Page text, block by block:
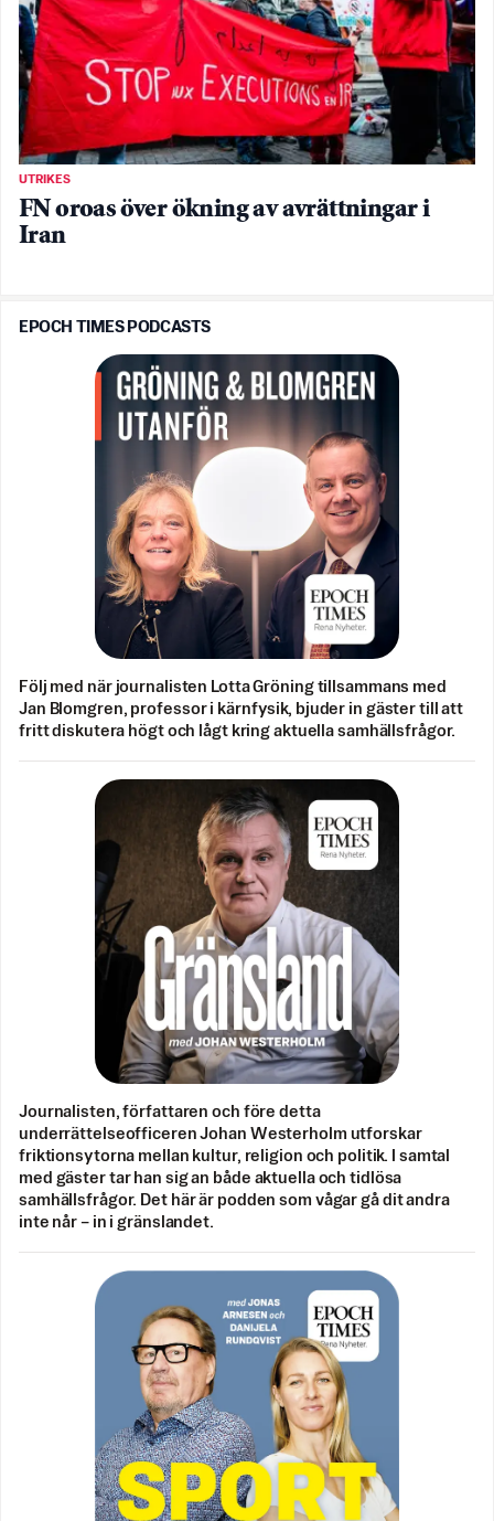
UTRIKES
FN oroas över ökning av avrättningar i
Iran
EPOCH TIMES PODCASTS
Följ med när journalisten Lotta Gröning tillsammans med
Jan Blomgren, professor i kärnfysik, bjuder in gäster till att
fritt diskutera högt och lågt kring aktuella samhällsfrågor.
Journalisten, författaren och före detta
underrättelseofficeren Johan Westerholm utforskar
friktionsytorna mellan kultur, religion och politik. I samtal
med gäster tar han sig an både aktuella och tidlösa
samhällsfrågor. Det här är podden som vågar gå dit andra
inte når – in i gränslandet.